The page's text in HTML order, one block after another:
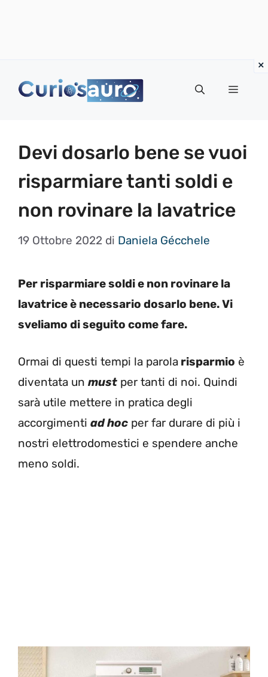
Menu
Devi dosarlo bene se vuoi
risparmiare tanti soldi e
non rovinare la lavatrice
19 Ottobre 2022 di Daniela Gécchele
Per risparmiare soldi e non rovinare la
lavatrice è necessario dosarlo bene. Vi
sveliamo di seguito come fare.
Ormai di questi tempi la parola risparmio è
diventata un must per tanti di noi. Quindi
sarà utile mettere in pratica degli
accorgimenti ad hoc per far durare di più i
nostri elettrodomestici e spendere anche
meno soldi.